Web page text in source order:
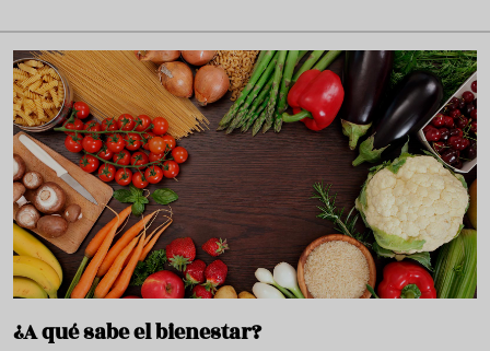
¿A qué sabe el bienestar?